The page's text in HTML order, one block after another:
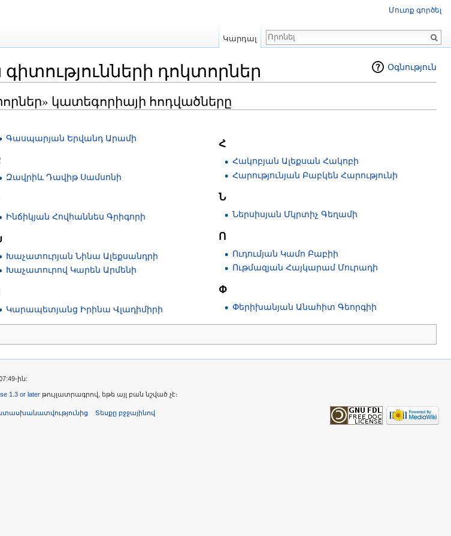
Օգնություն
դոկտորներ
կատեգորիայի հոդվածները
Գասպարյան Երվանդ Արամի
Զավրիև Դավիթ Սամսոնի
Ինճիկյան Հովհաննես Գրիգորի
Խաչատուրյան Նինա Ալեքսանդրի
Խաչատուրով Կարեն Արմենի
Կարապետյանց Իրինա Վլադիմիրի
Հ
Հակոբյան Ալեքսան Հակոբի
Հարությունյան Բաբկեն Հարությունի
Ն
Ներսիսյան Մկրտիչ Գեղամի
Ո
Ուդումյան Կամո Բաբիի
Ութմազյան Հայկարամ Մուրադի
Փ
Փերիխանյան Անահիտ Գեորգիի
Մուտք գործել
Կարդալ
Որոնում
ին:
1.3 or later թույլատրագրով, եթե այլ բան նշված չէ։
Տեսքը բջջայինով